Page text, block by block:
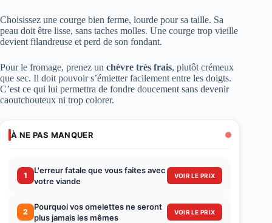
Choisissez une courge bien ferme, lourde pour sa taille. Sa
peau doit être lisse, sans taches molles. Une courge trop vieille
devient filandreuse et perd de son fondant.
Pour le fromage, prenez un chèvre très frais, plutôt crémeux
que sec. Il doit pouvoir s’émietter facilement entre les doigts.
C’est ce qui lui permettra de fondre doucement sans devenir
caoutchouteux ni trop colorer.
À NE PAS MANQUER
1
L'erreur fatale que vous faites avec
votre viande
VOIR LE PRIX
2
Pourquoi vos omelettes ne seront
plus jamais les mêmes
VOIR LE PRIX